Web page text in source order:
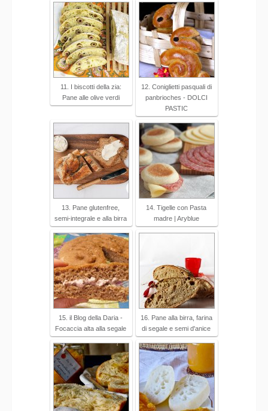
11. I biscotti della zia:
Pane alle olive verdi
12. Coniglietti pasquali di
panbrioches - DOLCI
PASTIC
13. Pane glutenfree,
semi-integrale e alla birra
14. Tigelle con Pasta
madre | Aryblue
15. il Blog della Daria -
Focaccia alta alla segale
16. Pane alla birra, farina
di segale e semi d'anice